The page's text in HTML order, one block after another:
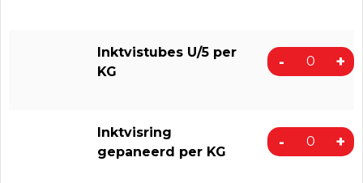
Inktvistubes U/5 per
KG
- +
Inktvisring
gepaneerd per KG
- +